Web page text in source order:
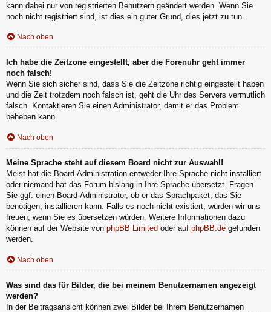
kann dabei nur von registrierten Benutzern geändert werden. Wenn Sie
noch nicht registriert sind, ist dies ein guter Grund, dies jetzt zu tun.
Nach oben
Ich habe die Zeitzone eingestellt, aber die Forenuhr geht immer
noch falsch!
Wenn Sie sich sicher sind, dass Sie die Zeitzone richtig eingestellt haben
und die Zeit trotzdem noch falsch ist, geht die Uhr des Servers vermutlich
falsch. Kontaktieren Sie einen Administrator, damit er das Problem
beheben kann.
Nach oben
Meine Sprache steht auf diesem Board nicht zur Auswahl!
Meist hat die Board-Administration entweder Ihre Sprache nicht installiert
oder niemand hat das Forum bislang in Ihre Sprache übersetzt. Fragen
Sie ggf. einen Board-Administrator, ob er das Sprachpaket, das Sie
benötigen, installieren kann. Falls es noch nicht existiert, würden wir uns
freuen, wenn Sie es übersetzen würden. Weitere Informationen dazu
können auf der Website von phpBB Limited oder auf phpBB.de gefunden
werden.
Nach oben
Was sind das für Bilder, die bei meinem Benutzernamen angezeigt
werden?
In der Beitragsansicht können zwei Bilder bei Ihrem Benutzernamen